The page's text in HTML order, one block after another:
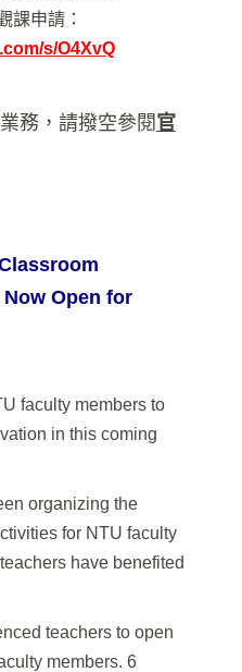
課申請：
s/O4XvQ
務，請撥空參閱官
Open for
faculty members to
in this coming
organizing the
for NTU faculty
have benefited
teachers to open
members. 6